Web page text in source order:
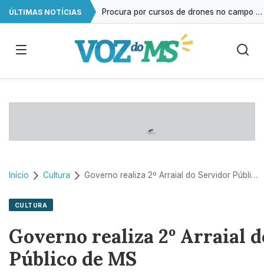
ÚLTIMAS NOTÍCIAS Procura por cursos de drones no campo cresce 146% em Mato Grosso do Sul
Início Cultura Governo realiza 2º Arraial do Servidor Público de MS
CULTURA
Governo realiza 2º Arraial
Público de MS